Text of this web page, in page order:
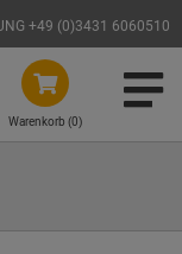
+49 (0)3431 6060510
Warenkorb (0)